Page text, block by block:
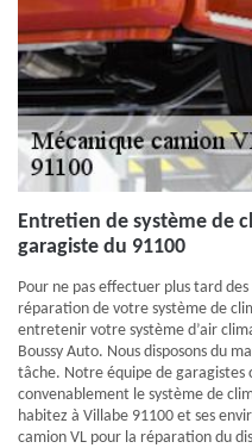
Entretien de système de
garagiste du 91100
Pour ne pas effectuer plus tard
réparation de votre système de
entretenir votre système d’air
Boussy Auto. Nous disposons du
tâche. Notre équipe de
convenablement le système de
habitez à Villabe 91100 et ses
camion VL pour la réparation du